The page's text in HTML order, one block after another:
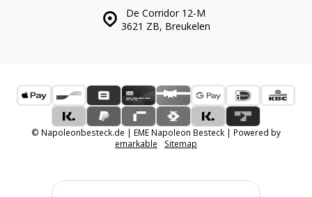
De Corridor 12-M
3621 ZB, Breukelen
© Napoleonbesteck.de | EME Napoleon Besteck | Powered by
emarkable
Sitemap